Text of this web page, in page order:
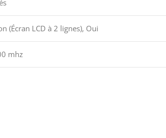
(Écran LCD à 2 lignes), Oui
mhz